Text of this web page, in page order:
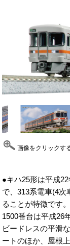
画像をクリックす
●キハ25形は平成
で、313系電車(4次
ることが特徴です。
1500番台は平成26
ビードレスの平滑
ートのほか、屋根